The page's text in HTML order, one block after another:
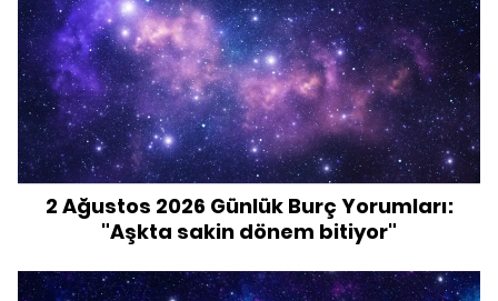
2 Ağustos 2026 Günlük Burç Yorumları:
"Aşkta sakin dönem bitiyor"